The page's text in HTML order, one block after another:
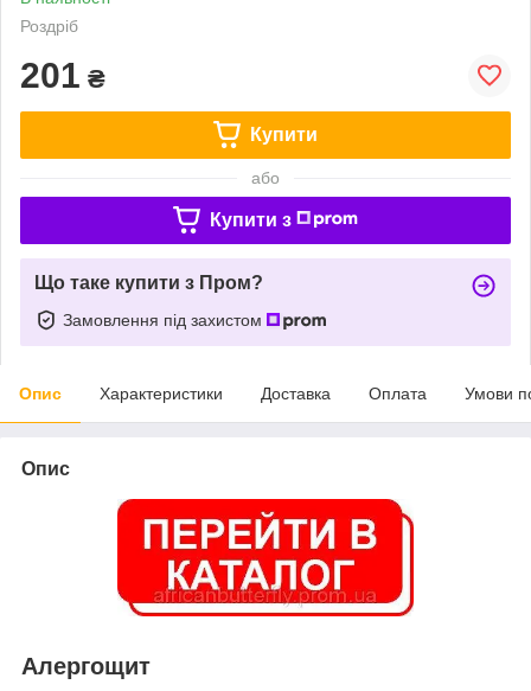
Роздріб
201 ₴
Купити
або
Купити з
Що таке купити з Пром?
Замовлення під захистом
Опис Характеристики Доставка Оплата Умови
Опис
Алергощит